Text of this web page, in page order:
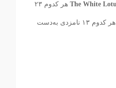
The White هر کدوم ۲۳
هم هر کدوم ۱۳ نامزدی به‌دست